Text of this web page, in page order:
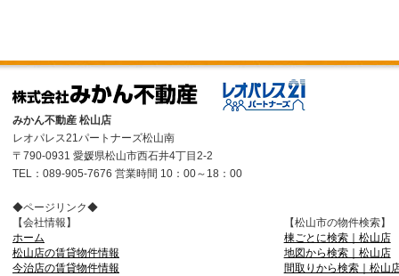
みかん不動産 松山店
レオパレス21パートナーズ松山南
〒790-0931 愛媛県松山市西石井4丁目2-2
TEL：089-905-7676 営業時間 10：00～18：00
◆ページリンク◆
【会社情報】
ホーム
松山店の賃貸物件情報
今治店の賃貸物件情報
【松山市の物件検索】
棟ごとに検索｜松山店
地図から検索｜松山店
間取りから検索｜松山